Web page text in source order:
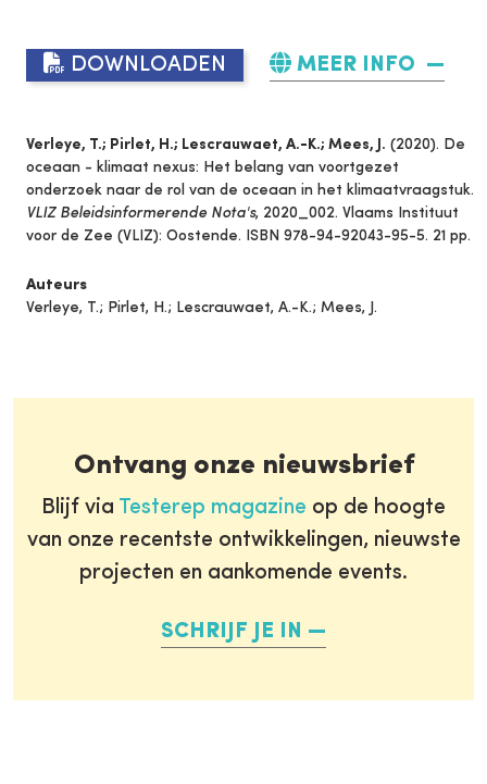
DOWNLOADEN MEER INFO
Verleye, T.; Pirlet, H.; Lescrauwaet, A.-K.; Mees, J. (2020). De
oceaan - klimaat nexus: Het belang van voortgezet
onderzoek naar de rol van de oceaan in het klimaatvraagstuk.
VLIZ Beleidsinformerende Nota's, 2020_002. Vlaams Instituut
voor de Zee (VLIZ): Oostende. ISBN 978-94-92043-95-5. 21 pp.
Auteurs
Verleye, T.; Pirlet, H.; Lescrauwaet, A.-K.; Mees, J.
Ontvang onze nieuwsbrief
Blijf via Testerep magazine op de hoogte
van onze recentste ontwikkelingen, nieuwste
projecten en aankomende events.
SCHRIJF JE IN